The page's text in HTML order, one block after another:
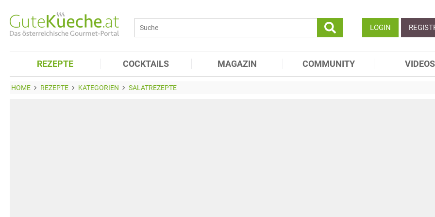
LOGIN
REZEPTE COCKTAILS MAGAZIN COMMUNITY VIDEOS
HOME REZEPTE KATEGORIEN SALATREZEPTE